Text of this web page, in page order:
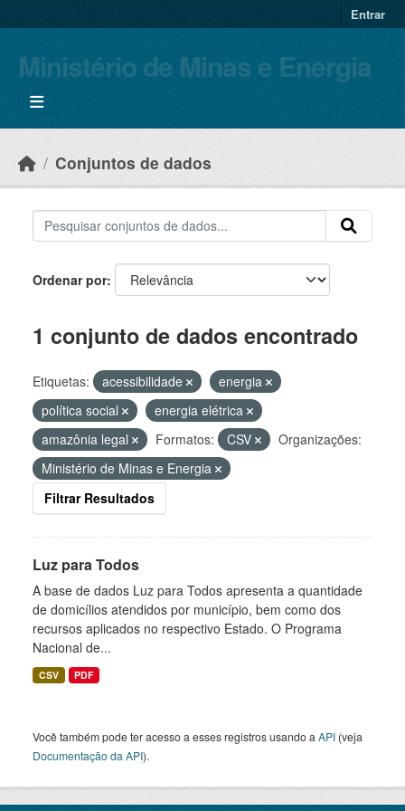
Entrar
Ministério de Minas e Energia
Conjuntos de dados
Ordenar por
1 conjunto de dados encontrado
Etiquetas: acessibilidade
energia
política social
energia elétrica
amazônia legal
Formatos: CSV
Organizações:
Ministério de Minas e Energia
Filtrar Resultados
Luz para Todos
A base de dados Luz para Todos apresenta a quantidade
de domicílios atendidos por município, bem como dos
recursos aplicados no respectivo Estado. O Programa
Nacional de...
CSV PDF
Você também pode ter acesso a esses registros usando a API (veja
Documentação da API).